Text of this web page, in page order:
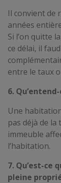
Il convient de
années
Si l’on quitte
ce délai, il
entre le taux
6.
Une
pas déjà de
immeuble
l’habitation.
7. Qu’est-ce
pleine